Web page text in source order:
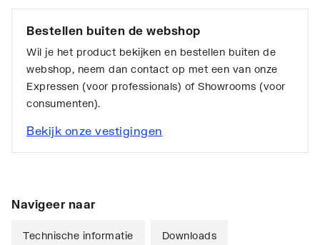
Bestellen buiten de webshop
Wil je het product bekijken en bestellen buiten de
webshop, neem dan contact op met een van onze
Expressen (voor professionals) of Showrooms (voor
consumenten).
Bekijk onze vestigingen
Navigeer naar
Technische informatie Downloads